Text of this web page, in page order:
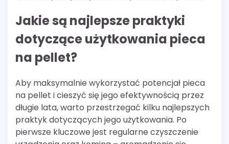
Jakie są najlepsze praktyki
dotyczące użytkowania pieca
na pellet?
Aby maksymalnie wykorzystać potencjał pieca
na pellet i cieszyć się jego efektywnością przez
długie lata, warto przestrzegać kilku najlepszych
praktyk dotyczących jego użytkowania. Po
pierwsze kluczowe jest regularne czyszczenie